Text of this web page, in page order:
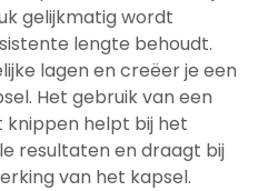
gelijkmatig wordt
lengte behoudt.
lagen en creëer je een
Het gebruik van een
knippen helpt bij het
resultaten en draagt bij
van het kapsel.